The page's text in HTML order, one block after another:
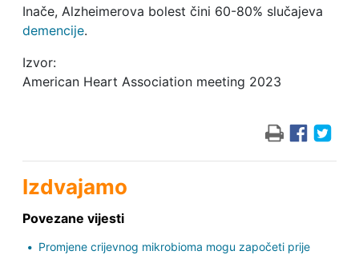
Inače, Alzheimerova bolest čini 60-80% slučajeva
demencije.
Izvor:
American Heart Association meeting 2023
Izdvajamo
Povezane vijesti
Promjene crijevnog mikrobioma mogu započeti prije